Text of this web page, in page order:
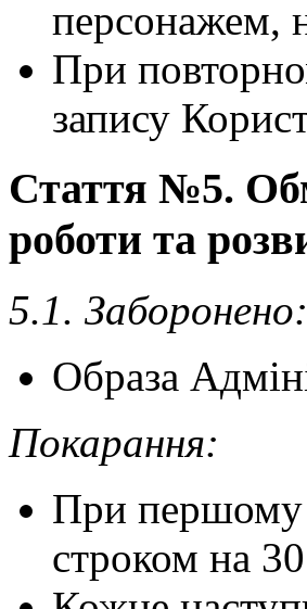
персонажем,
При
запису
Стаття №5.
роботи та
5.1. Заборонено:
Образа
Покарання:
При першому
строком на